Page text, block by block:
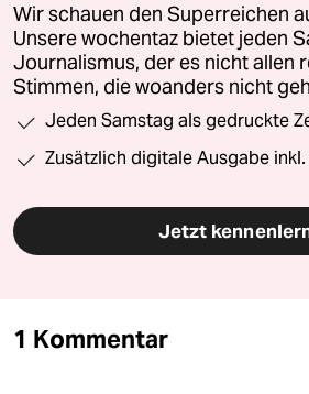
Wir schauen den Superreichen
Unsere wochentaz bietet jeden
Journalismus, der es nicht allen
Stimmen, die woanders nicht
Jeden Samstag als gedruckte
Zusätzlich digitale Ausgabe
Jetzt
1 Kommentar